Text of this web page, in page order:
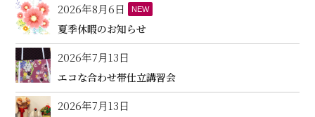
2026年8月6日 NEW
夏季休暇のお知らせ
2026年7月13日
エコな合わせ帯仕立講習会
2026年7月13日